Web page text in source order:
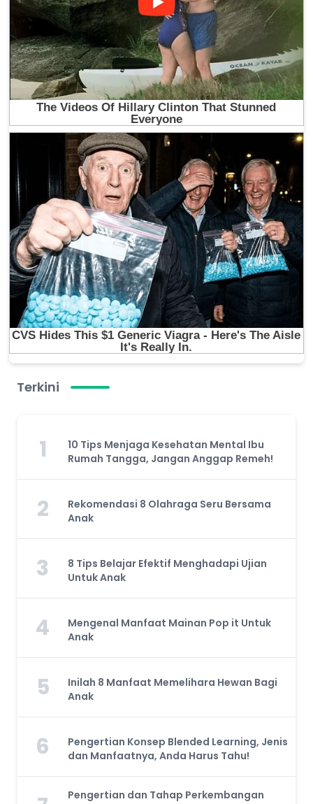
Terkini
1
10 Tips Menjaga Kesehatan Mental Ibu
Rumah Tangga, Jangan Anggap Remeh!
2
Rekomendasi 8 Olahraga Seru Bersama
Anak
3
8 Tips Belajar Efektif Menghadapi Ujian
Untuk Anak
4
Mengenal Manfaat Mainan Pop it Untuk
Anak
5
Inilah 8 Manfaat Memelihara Hewan Bagi
Anak
6
Pengertian Konsep Blended Learning, Jenis
dan Manfaatnya, Anda Harus Tahu!
Pengertian dan Tahap Perkembangan